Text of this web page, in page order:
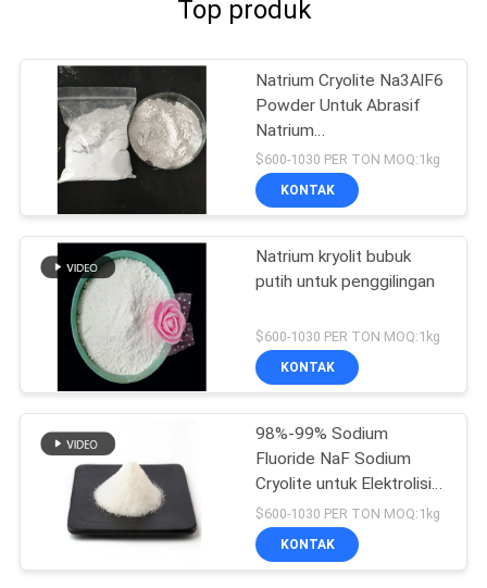
Top produk
Natrium Cryolite Na3AlF6
Powder Untuk Abrasif
Natrium
Hexafluoroaluminate
$600-1030 PER TON MOQ:1kg
KONTAK
Natrium kryolit bubuk
putih untuk penggilingan
$600-1030 PER TON MOQ:1kg
KONTAK
98%-99% Sodium
Fluoride NaF Sodium
Cryolite untuk Elektrolisis
Aluminium
$600-1030 PER TON MOQ:1kg
KONTAK